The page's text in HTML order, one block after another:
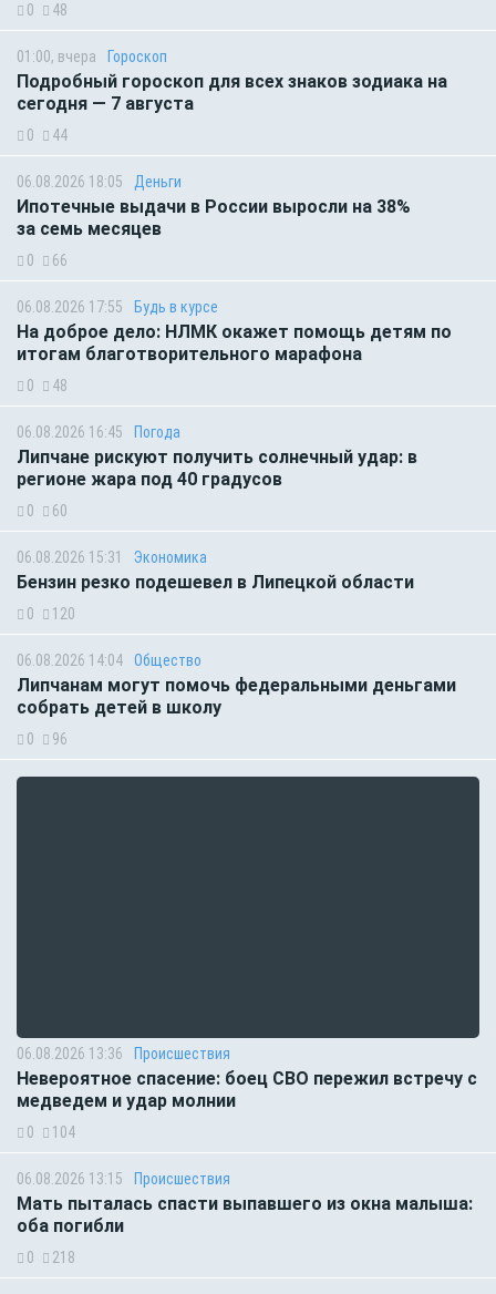
0 48
01:00, вчера Гороскоп
Подробный гороскоп для всех знаков зодиака на
сегодня — 7 августа
0 44
06.08.2026 18:05 Деньги
Ипотечные выдачи в России выросли на 38%
за семь месяцев
0 66
06.08.2026 17:55 Будь в курсе
На доброе дело: НЛМК окажет помощь детям по
итогам благотворительного марафона
0 48
06.08.2026 16:45 Погода
Липчане рискуют получить солнечный удар: в
регионе жара под 40 градусов
0 60
06.08.2026 15:31 Экономика
Бензин резко подешевел в Липецкой области
0 120
06.08.2026 14:04 Общество
Липчанам могут помочь федеральными деньгами
собрать детей в школу
0 96
06.08.2026 13:36 Происшествия
Невероятное спасение: боец СВО пережил встречу с
медведем и удар молнии
0 104
06.08.2026 13:15 Происшествия
Мать пыталась спасти выпавшего из окна малыша:
оба погибли
0 218